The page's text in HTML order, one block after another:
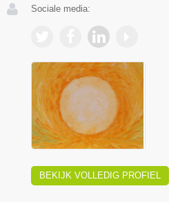
Sociale media:
BEKIJK VOLLEDIG PROFIEL